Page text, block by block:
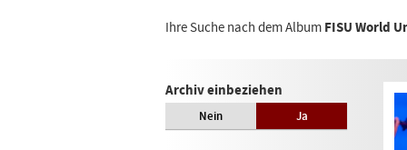
Ihre Suche nach dem Album FISU World
Archiv einbeziehen
Nein Ja